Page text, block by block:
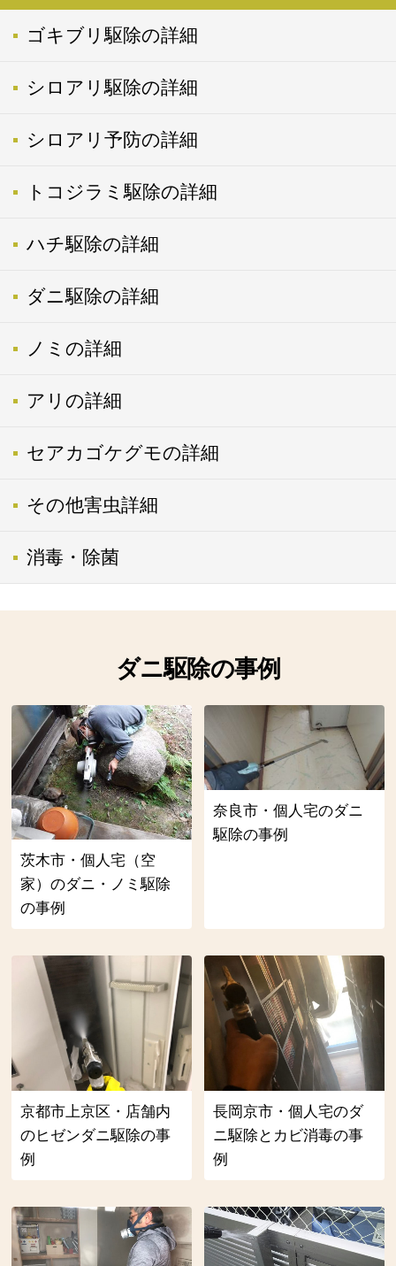
ゴキブリ駆除の詳細
シロアリ駆除の詳細
シロアリ予防の詳細
トコジラミ駆除の詳細
ハチ駆除の詳細
ダニ駆除の詳細
ノミの詳細
アリの詳細
セアカゴケグモの詳細
その他害虫詳細
消毒・除菌
ダニ駆除の事例
茨木市・個人宅（空
家）のダニ・ノミ駆除
の事例
奈良市・個人宅のダニ
駆除の事例
京都市上京区・店舗内
のヒゼンダニ駆除の事
例
長岡京市・個人宅のダ
ニ駆除とカビ消毒の事
例